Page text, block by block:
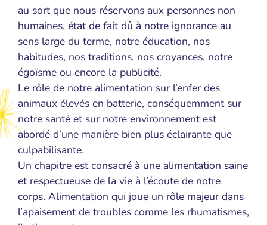
au sort que nous réservons aux personnes non
humaines, état de fait dû à notre ignorance au
sens large du terme, notre éducation, nos
habitudes, nos traditions, nos croyances, notre
égoïsme ou encore la publicité.
Le rôle de notre alimentation sur l’enfer des
animaux élevés en batterie, conséquemment sur
notre santé et sur notre environnement est
abordé d’une manière bien plus éclairante que
culpabilisante.
Un chapitre est consacré à une alimentation saine
et respectueuse de la vie à l’écoute de notre
corps. Alimentation qui joue un rôle majeur dans
l’apaisement de troubles comme les rhumatismes,